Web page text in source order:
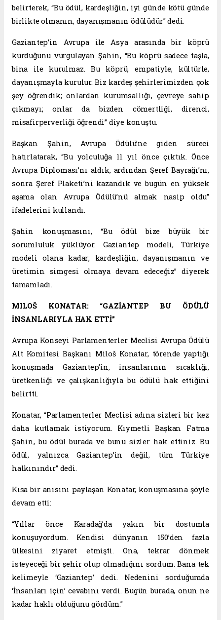
belirterek, “Bu ödül, kardeşliğin, iyi günde kötü günde
birlikte olmanın, dayanışmanın ödülüdür” dedi.
Gaziantep’in Avrupa ile Asya arasında bir köprü
kurduğunu vurgulayan Şahin, “Bu köprü sadece taşla,
bina ile kurulmaz. Bu köprü, empatiyle, kültürle,
dayanışmayla kurulur. Biz kardeş şehirlerimizden çok
şey öğrendik; onlardan kurumsallığı, çevreye sahip
çıkmayı; onlar da bizden cömertliği, direnci,
misafirperverliği öğrendi” diye konuştu.
Başkan Şahin, Avrupa Ödülü’ne giden süreci
hatırlatarak, “Bu yolculuğa 11 yıl önce çıktık. Önce
Avrupa Diploması’nı aldık, ardından Şeref Bayrağı’nı,
sonra Şeref Plaketi’ni kazandık ve bugün en yüksek
aşama olan Avrupa Ödülü’nü almak nasip oldu”
ifadelerini kullandı.
Şahin konuşmasını, “Bu ödül bize büyük bir
sorumluluk yüklüyor. Gaziantep modeli, Türkiye
modeli olana kadar; kardeşliğin, dayanışmanın ve
üretimin simgesi olmaya devam edeceğiz” diyerek
tamamladı.
MILOŠ KONATAR: “GAZİANTEP BU ÖDÜLÜ
İNSANLARIYLA HAK ETTİ”
Avrupa Konseyi Parlamenterler Meclisi Avrupa Ödülü
Alt Komitesi Başkanı Miloš Konatar, törende yaptığı
konuşmada Gaziantep’in, insanlarının sıcaklığı,
üretkenliği ve çalışkanlığıyla bu ödülü hak ettiğini
belirtti.
Konatar, “Parlamenterler Meclisi adına sizleri bir kez
daha kutlamak istiyorum. Kıymetli Başkan Fatma
Şahin, bu ödül burada ve bunu sizler hak ettiniz. Bu
ödül, yalnızca Gaziantep’in değil, tüm Türkiye
halkınındır” dedi.
Kısa bir anısını paylaşan Konatar, konuşmasına şöyle
devam etti:
“Yıllar önce Karadağ’da yakın bir dostumla
konuşuyordum. Kendisi dünyanın 150’den fazla
ülkesini ziyaret etmişti. Ona, tekrar dönmek
isteyeceği bir şehir olup olmadığını sordum. Bana tek
kelimeyle ‘Gaziantep’ dedi. Nedenini sorduğumda
‘İnsanları için’ cevabını verdi. Bugün burada, onun ne
kadar haklı olduğunu gördüm.”